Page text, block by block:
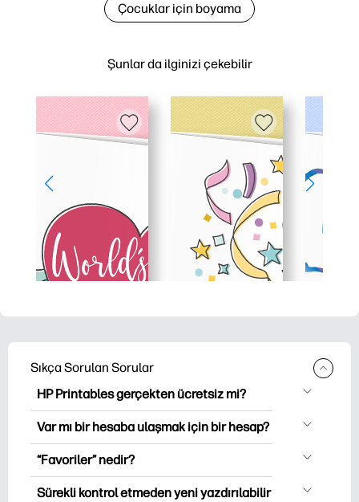
Şunlar da ilginizi çekebilir
Çocuklar için boyama
Sıkça Sorulan Sorular
HP Printables gerçekten ücretsiz mi?
HP Printables, indirme ve indirme için
2,500'den fazla ücretsiz yazılabilir ürün
sunar. Popüler boyama sayfaları,
eğlenceli çalışma öğrenme sayfaları, el
sanatları ve haritaları için özel günler,
Var mı bir hesaba ulaşmak için bir hesap?
Hesabı oluşturmadan keşfedebilir ve
sevdiğiniz yazıcı öğenizi kaydetmeniz ve
“Favoriler” nedir?
S@ , Kullanıcılar, kişisel olarak
Sürekli kontrol etmeden yeni yazdırılabilir